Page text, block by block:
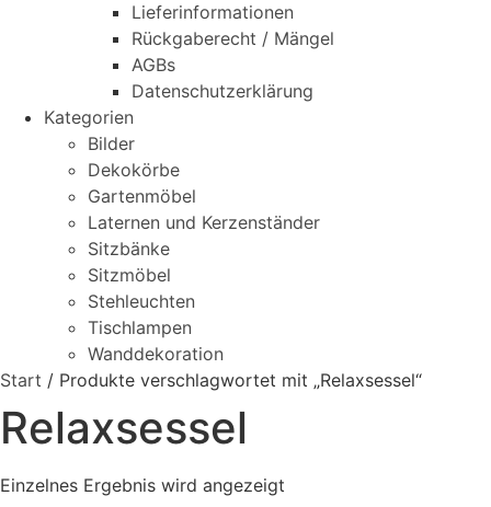
Lieferinformationen
Rückgaberecht / Mängel
AGBs
Datenschutzerklärung
Kategorien
Bilder
Dekokörbe
Gartenmöbel
Laternen und Kerzenständer
Sitzbänke
Sitzmöbel
Stehleuchten
Tischlampen
Wanddekoration
Start / Produkte verschlagwortet mit „Relaxsessel“
Relaxsessel
Einzelnes Ergebnis wird angezeigt